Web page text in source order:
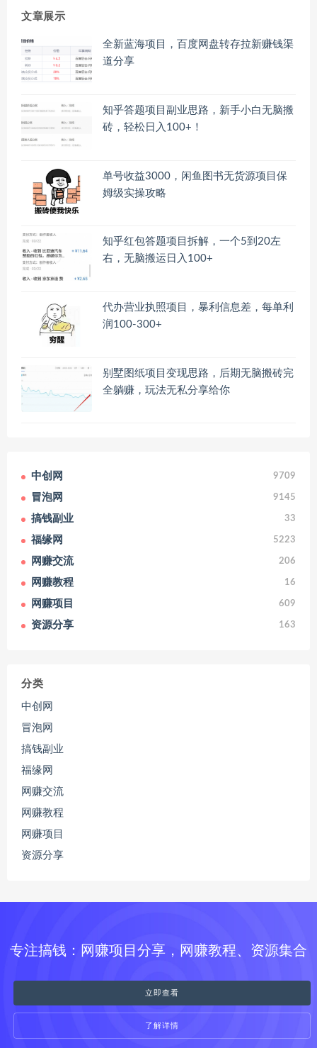
文章展示
全新蓝海项目，百度网盘转存拉新赚钱渠
道分享
知乎答题项目副业思路，新手小白无脑搬
砖，轻松日入100+！
单号收益3000，闲鱼图书无货源项目保
姆级实操攻略
知乎红包答题项目拆解，一个5到20左
右，无脑搬运日入100+
代办营业执照项目，暴利信息差，每单利
润100-300+
别墅图纸项目变现思路，后期无脑搬砖完
全躺赚，玩法无私分享给你
中创网 9709
冒泡网 9145
搞钱副业 33
福缘网 5223
网赚交流 206
网赚教程 16
网赚项目 609
资源分享 163
分类
中创网
冒泡网
搞钱副业
福缘网
网赚交流
网赚教程
网赚项目
资源分享
专注搞钱：网赚项目分享，网赚教程、资源集合
立即查看
了解详情